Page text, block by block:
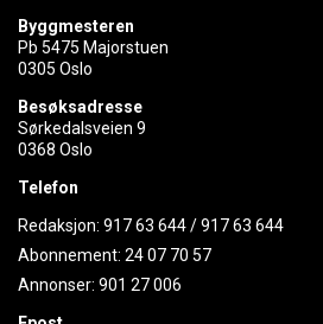
Byggmesteren
Pb 5475 Majorstuen
0305 Oslo
Besøksadresse
Sørkedalsveien 9
0368 Oslo
Telefon
Redaksjon: 917 63 644/917 63 644
Abonnement: 24 07 70 57
Annonser: 901 27 006